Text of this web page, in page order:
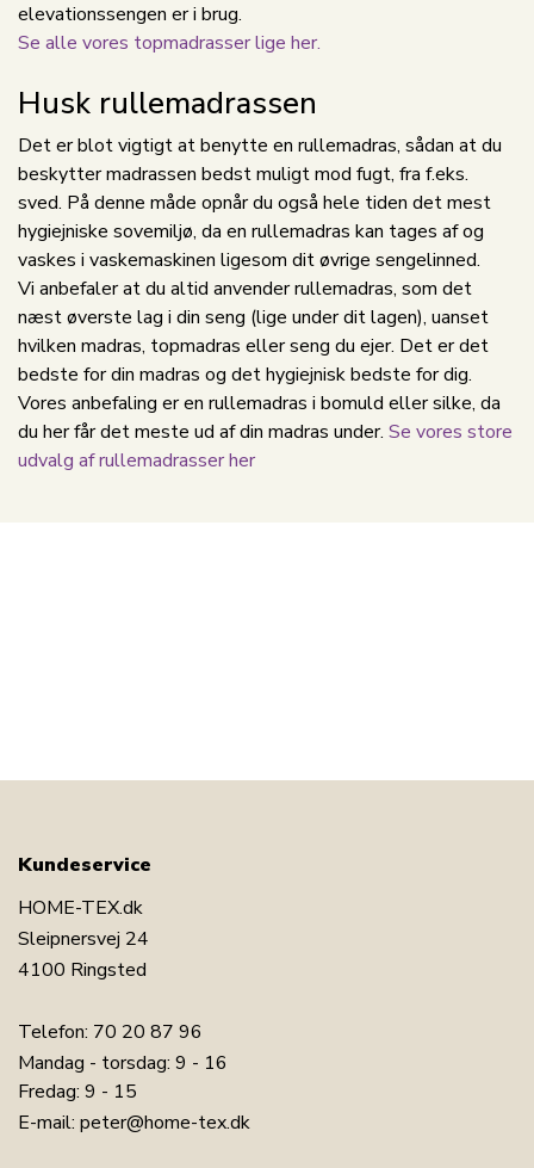
elevationssengen er i brug.
Se alle vores topmadrasser lige her.
Husk rullemadrassen
Det er blot vigtigt at benytte en rullemadras, sådan at du
beskytter madrassen bedst muligt mod fugt, fra f.eks.
sved. På denne måde opnår du også hele tiden det mest
hygiejniske sovemiljø, da en rullemadras kan tages af og
vaskes i vaskemaskinen ligesom dit øvrige sengelinned.
Vi anbefaler at du altid anvender rullemadras, som det
næst øverste lag i din seng (lige under dit lagen), uanset
hvilken madras, topmadras eller seng du ejer. Det er det
bedste for din madras og det hygiejnisk bedste for dig.
Vores anbefaling er en rullemadras i bomuld eller silke, da
du her får det meste ud af din madras under. Se vores store
udvalg af rullemadrasser her
Kundeservice
HOME-TEX.dk
Sleipnersvej 24
4100 Ringsted
Telefon: 70 20 87 96
Mandag - torsdag: 9 - 16
Fredag: 9 - 15
E-mail: peter@home-tex.dk